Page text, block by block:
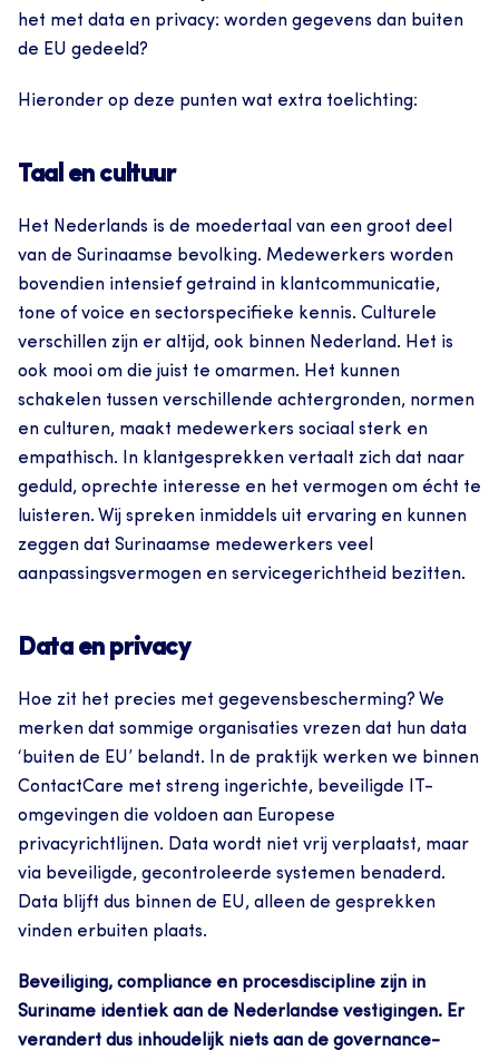
het met data en privacy: worden gegevens dan buiten
de EU gedeeld?
Hieronder op deze punten wat extra toelichting:
Taal en cultuur
Het Nederlands is de moedertaal van een groot deel
van de Surinaamse bevolking. Medewerkers worden
bovendien intensief getraind in klantcommunicatie,
tone of voice en sectorspecifieke kennis. Culturele
verschillen zijn er altijd, ook binnen Nederland. Het is
ook mooi om die juist te omarmen. Het kunnen
schakelen tussen verschillende achtergronden, normen
en culturen, maakt medewerkers sociaal sterk en
empathisch. In klantgesprekken vertaalt zich dat naar
geduld, oprechte interesse en het vermogen om écht te
luisteren. Wij spreken inmiddels uit ervaring en kunnen
zeggen dat Surinaamse medewerkers veel
aanpassingsvermogen en servicegerichtheid bezitten.
Data en privacy
Hoe zit het precies met gegevensbescherming? We
merken dat sommige organisaties vrezen dat hun data
‘buiten de EU’ belandt. In de praktijk werken we binnen
ContactCare met streng ingerichte, beveiligde IT-
omgevingen die voldoen aan Europese
privacyrichtlijnen. Data wordt niet vrij verplaatst, maar
via beveiligde, gecontroleerde systemen benaderd.
Data blijft dus binnen de EU, alleen de gesprekken
vinden erbuiten plaats.
Beveiliging, compliance en procesdiscipline zijn in
Suriname identiek aan de Nederlandse vestigingen. Er
verandert dus inhoudelijk niets aan de governance-